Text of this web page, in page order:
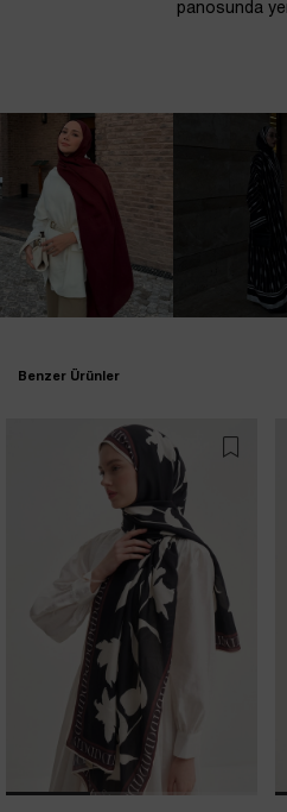
panosunda
Benzer Ürünler